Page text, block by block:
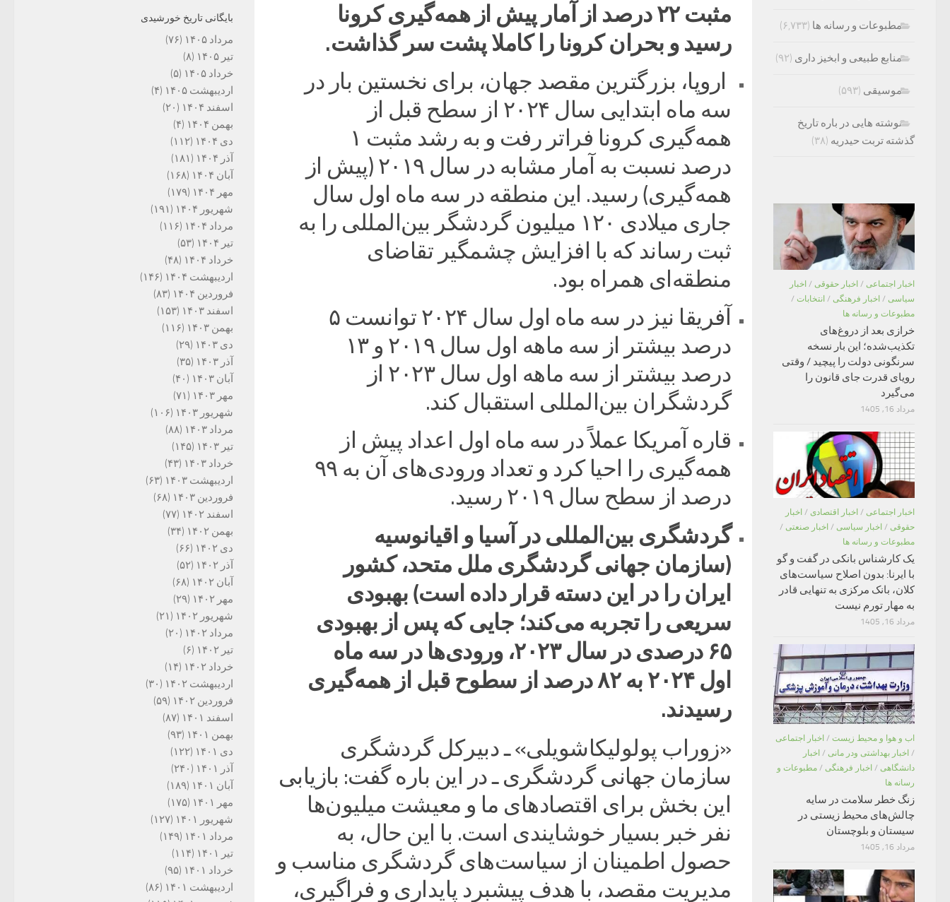
مثبت ۲۲ درصد از آمار پیش از همه‌گیری کرونا
رسید و بحران کرونا را کاملا پشت سر گذاشت.
اروپا، بزرگترین مقصد جهان، برای نخستین بار در
سه ماه ابتدایی سال ۲۰۲۴ از سطح قبل از
همه‌گیری کرونا فراتر رفت و به رشد مثبت ۱
درصد نسبت به آمار مشابه در سال ۲۰۱۹ (پیش از
همه‌گیری) رسید. این منطقه در سه ماه اول سال
جاری میلادی ۱۲۰ میلیون گردشگر بین‌المللی را به
ثبت رساند که با افزایش چشمگیر تقاضای
منطقه‌ای همراه بود.
آفریقا نیز در سه ماه اول سال ۲۰۲۴ توانست ۵
درصد بیشتر از سه ماهه اول سال ۲۰۱۹ و ۱۳
درصد بیشتر از سه ماهه اول سال ۲۰۲۳ از
گردشگران بین‌المللی استقبال کند.
قاره آمریکا عملاً در سه ماه اول اعداد پیش از
همه‌گیری را احیا کرد و تعداد ورودی‌های آن به ۹۹
درصد از سطح سال ۲۰۱۹ رسید.
گردشگری بین‌المللی در آسیا و اقیانوسیه
(سازمان جهانی گردشگری ملل متحد، کشور
ایران را در این دسته قرار داده است) بهبودی
سریعی را تجربه می‌کند؛ جایی که پس از بهبودی
۶۵ درصدی در سال ۲۰۲۳، ورودی‌ها در سه ماه
اول ۲۰۲۴ به ۸۲ درصد از سطوح قبل از همه‌گیری
رسیدند.
«زوراب پولولیکاشویلی» ـ دبیرکل گردشگری
سازمان جهانی گردشگری ـ در این باره گفت: بازیابی
این بخش برای اقتصادهای ما و معیشت میلیون‌ها
نفر خبر بسیار خوشایندی است. با این حال، به
حصول اطمینان از سیاست‌های گردشگری مناسب و
مدیریت مقصد، با هدف پیشبرد پایداری و فراگیری،
بایگانی تاریخ خورشیدی
مرداد ۱۴۰۵
(۷۶)
تیر ۱۴۰۵
(۸)
خرداد ۱۴۰۵
(۵)
اردیبهشت ۱۴۰۵
(۴)
اسفند ۱۴۰۴
(۲۰)
بهمن ۱۴۰۴
(۴)
دی ۱۴۰۴
(۱۱۲)
آذر ۱۴۰۴
(۱۸۱)
آبان ۱۴۰۴
(۱۶۸)
مهر ۱۴۰۴
(۱۷۹)
شهریور ۱۴۰۴
(۱۹۱)
مرداد ۱۴۰۴
(۱۱۶)
تیر ۱۴۰۴
(۵۳)
خرداد ۱۴۰۴
(۴۸)
اردیبهشت ۱۴۰۴
(۱۴۶)
فروردین ۱۴۰۴
(۸۳)
اسفند ۱۴۰۳
(۱۵۳)
بهمن ۱۴۰۳
(۱۱۶)
دی ۱۴۰۳
(۲۹)
آذر ۱۴۰۳
(۳۵)
آبان ۱۴۰۳
(۴۰)
مهر ۱۴۰۳
(۷۱)
شهریور ۱۴۰۳
(۱۰۶)
مرداد ۱۴۰۳
(۸۸)
تیر ۱۴۰۳
(۱۴۵)
خرداد ۱۴۰۳
(۴۳)
اردیبهشت ۱۴۰۳
(۶۳)
فروردین ۱۴۰۳
(۶۸)
اسفند ۱۴۰۲
(۷۷)
بهمن ۱۴۰۲
(۳۴)
دی ۱۴۰۲
(۶۶)
آذر ۱۴۰۲
(۵۲)
آبان ۱۴۰۲
(۶۸)
مهر ۱۴۰۲
(۲۹)
شهریور ۱۴۰۲
(۲۱)
مرداد ۱۴۰۲
(۲۰)
تیر ۱۴۰۲
(۶)
خرداد ۱۴۰۲
(۱۴)
اردیبهشت ۱۴۰۲
(۳۰)
فروردین ۱۴۰۲
(۵۹)
اسفند ۱۴۰۱
(۸۷)
بهمن ۱۴۰۱
(۹۳)
دی ۱۴۰۱
(۱۲۲)
آذر ۱۴۰۱
(۲۴۰)
آبان ۱۴۰۱
(۱۸۹)
مهر ۱۴۰۱
(۱۷۵)
شهریور ۱۴۰۱
(۱۲۷)
مرداد ۱۴۰۱
(۱۴۹)
تیر ۱۴۰۱
(۱۱۴)
خرداد ۱۴۰۱
(۹۵)
اردیبهشت ۱۴۰۱
(۸۶)
مطبوعات و رسانه ها (۶,۷۳۳)
منابع طبیعی و ابخیز داری (۹۲)
موسیقی (۵۹۳)
نوشته هایی در باره تاریخ
گذشته تربت حیدریه (۳۸)
اخبار اجتماعی / اخبار حقوقی / اخبار
سیاسی / اخبار فرهنگی / انتخابات /
مطبوعات و رسانه ها
خرازی بعد از دروغ‌های
تکذیب‌شده؛ این بار نسخه
سرنگونی دولت را پیچید / وقتی
رویای قدرت جای قانون را
می‌گیرد
مرداد 16, 1405
اخبار اجتماعی / اخبار اقتصادی / اخبار
حقوقی / اخبار سیاسی / اخبار صنعتی /
مطبوعات و رسانه ها
یک کارشناس بانکی در گفت و گو
با ایرنا: بدون اصلاح سیاست‌های
کلان، بانک مرکزی به تنهایی قادر
به مهار تورم نیست
مرداد 16, 1405
اب و هوا و محیط زیست / اخبار اجتماعی
/ اخبار بهداشتی ودر مانی / اخبار
دانشگاهی / اخبار فرهنگی / مطبوعات و
رسانه ها
زنگ خطر سلامت در سایه
چالش‌های محیط زیستی در
سیستان و بلوچستان
مرداد 16, 1405